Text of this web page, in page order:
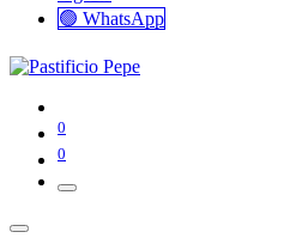
🟢 WhatsApp
0
0